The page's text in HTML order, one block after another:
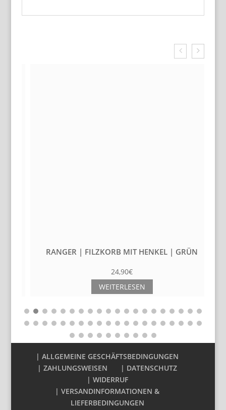
RANGER | FILZKORB MIT HENKEL | GRÜN
24,90€
WEITERLESEN
| ALLGEMEINE GESCHÄFTSBEDINGUNGEN
| ZAHLUNGSWEISEN
| DATENSCHUTZ
| WIDERRUF
| VERSANDINFORMATIONEN &
LIEFERBEDINGUNGEN